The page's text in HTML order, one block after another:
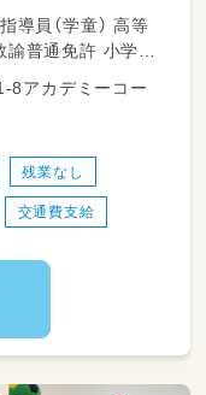
）
8アカデミーコー
残業なし
交通費支給